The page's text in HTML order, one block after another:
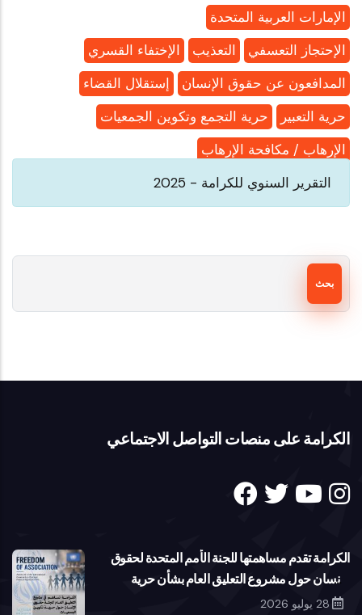
الإمارات العربية المتحدة
الإختفاء القسري
التعذيب
الإحتجاز التعسفي
إستقلال القضاء
المدافعون عن حقوق الإنسان
حرية التجمع وتكوين الجمعيات
حرية التعبير
الإرهاب / مكافحة الإرهاب
التقرير السنوي للكرامة - 2025
الكرامة على منصات التواصل الاجتماعي
الكرامة تقدم مساهمتها للجنة الأمم المتحدة لحقوق
الإنسان حول مشروع التعليق العام بشأن حرية
تكوين الجمعيات
28 يوليو 2026